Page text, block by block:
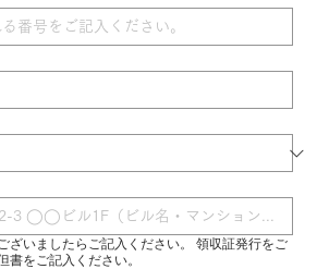
ざいましたらご記入ください。 領収証発行をご
書をご記入ください。